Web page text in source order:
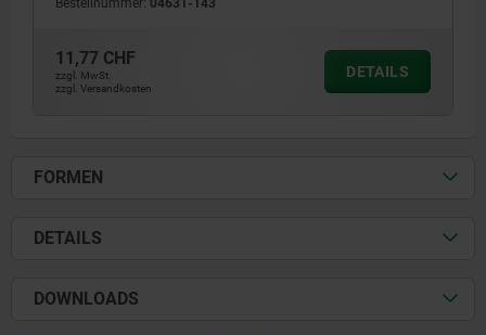
Bestellnummer: 04631-143
11,77 CHF
zzgl. MwSt.
zzgl. Versandkosten
DETAILS
FORMEN
DETAILS
DOWNLOADS